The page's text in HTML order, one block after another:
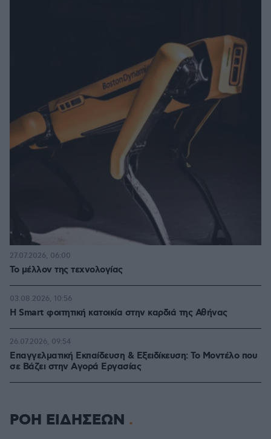
Το μέλλον της τεχνολογίας
27.07.2026, 06:00
Η Smart φοιτητική κατοικία στην καρδιά της Αθήνας
03.08.2026, 10:56
Επαγγελματική Εκπαίδευση & Εξειδίκευση: Το Mοντέλο που
σε Bάζει στην Aγορά Eργασίας
26.07.2026, 09:54
ΡΟΗ ΕΙΔΗΣΕΩΝ